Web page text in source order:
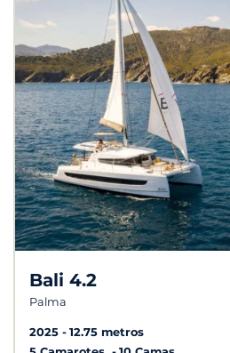
Bali 4.2
Palma
2025
12.75 metros